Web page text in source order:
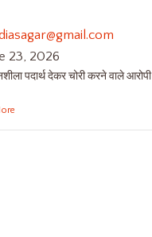
23, 2026
पदार्थ देकर चोरी करने वाले आरोपी